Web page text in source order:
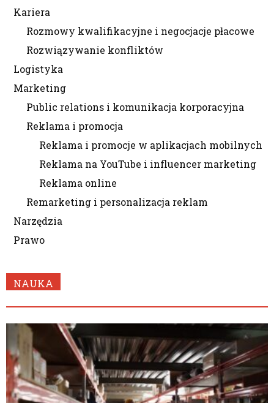
Kariera
Rozmowy kwalifikacyjne i negocjacje płacowe
Rozwiązywanie konfliktów
Logistyka
Marketing
Public relations i komunikacja korporacyjna
Reklama i promocja
Reklama i promocje w aplikacjach mobilnych
Reklama na YouTube i influencer marketing
Reklama online
Remarketing i personalizacja reklam
Narzędzia
Prawo
NAUKA